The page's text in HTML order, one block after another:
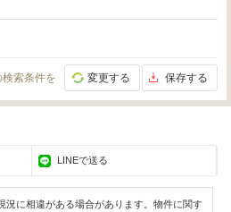
検索条件を 変更する 保存する
LINEで送る
に相違がある場合があります。物件に関す